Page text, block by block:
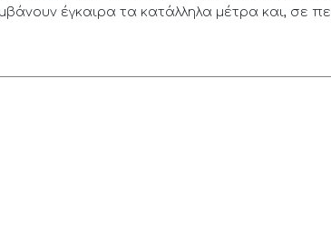
έγκαιρα τα κατάλληλα μέτρα και, σε